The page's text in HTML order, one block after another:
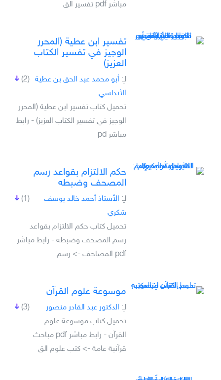
مباشر pdf تفسير الق
تفسير ابن عطية (المحرر
الوجيز في تفسير الكتاب
العزيز)
(2) لـِ: أبو محمد عبد الحق بن عطية
الأندلسي
تحميل كتاب تفسير ابن عطية (المحرر
الوجيز في تفسير الكتاب العزيز) - رابط
مباشر pd
حكم الالتزام بقواعد رسم
المصحف وضبطه
(1) لـِ: الأستاذ أحمد خالد يوسف
شكري
تحميل كتاب حكم الالتزام بقواعد
رسم المصحف وضبطه - رابط مباشر
pdf المصاحف -> رسم
موسوعة علوم القرآن
(3) لـِ: الدكتور عبد القادر منصور
تحميل كتاب موسوعة علوم
القرآن - رابط مباشر pdf مباحث
قرآنية عامة -> كتب علوم الق